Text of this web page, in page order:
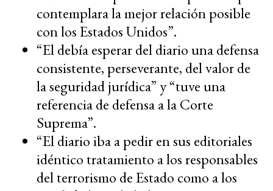
contemplara la mejor relación posible
con los Estados Unidos”.
“El debía esperar del diario una defensa
consistente, perseverante, del valor de
la seguridad jurídica” y “tuve una
referencia de defensa a la Corte
Suprema”.
“El diario iba a pedir en sus editoriales
idéntico tratamiento a los responsables
del terrorismo de Estado como a los